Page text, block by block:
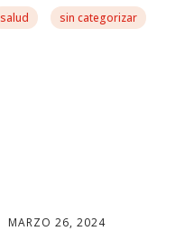
salud sin categorizar
MARZO 26, 2024